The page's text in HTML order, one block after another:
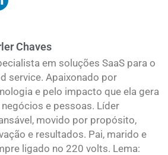
Chaves
em soluções SaaS para o
service. Apaixonado por
e pelo impacto que ela gera
e pessoas. Líder
movido por propósito,
e resultados. Pai, marido e
ligado no 220 volts. Lema: